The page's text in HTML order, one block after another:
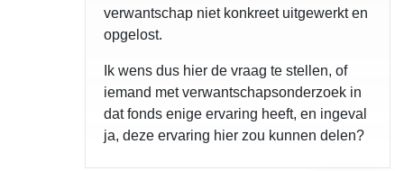
verwantschap niet konkreet uitgewerkt en
opgelost.
Ik wens dus hier de vraag te stellen, of
iemand met verwantschapsonderzoek in
dat fonds enige ervaring heeft, en ingeval
ja, deze ervaring hier zou kunnen delen?